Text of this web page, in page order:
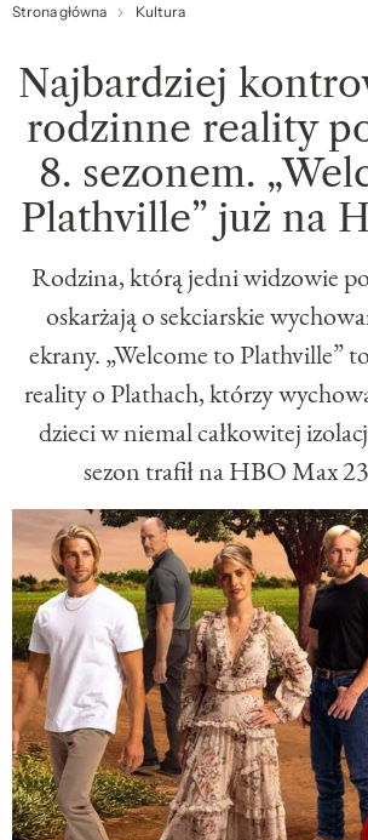
Strona główna Kultura
Najbardziej
rodzinne reality
8. sezonem.
Plathville” już na
Rodzina, którą jedni widzowie
oskarżają o sekciarskie
ekrany. „Welcome to Plathville”
reality o Plathach, którzy
dzieci w niemal całkowitej
sezon trafił na HBO Max